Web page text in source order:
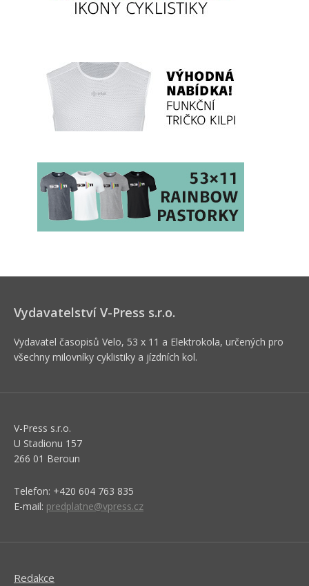
Vydavatelství V-Press s.r.o.
Vydavatel časopisů Velo, 53 x 11 a Elektrokola, určených pro
všechny milovníky cyklistiky a jízdních kol.
V-Press s.r.o.
U Stadionu 157
266 01 Beroun
Telefon: +420 604 763 835
E-mail: predplatne@vpress.cz
Redakce